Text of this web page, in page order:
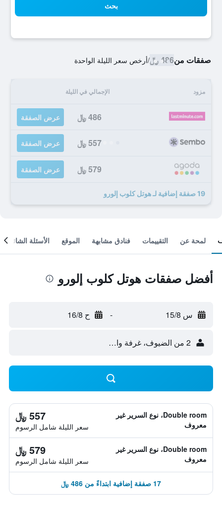
بحث
صفقات من486 ﷼ /أرخص سعر الليلة الواحدة
مزود الإجمالي في الليلة
486 ﷼ عرض الصفقة
557 ﷼ عرض الصفقة
579 ﷼ عرض الصفقة
19 صفقة إضافية لـ هوتل كلوب إلورو
لمحة عن التقييمات فنادق مشابهة الموقع الأسئلة الشائعة
أفضل صفقات هوتل كلوب إلورو
س 15/8 - ح 16/8
2 من الضيوف، غرفة واحدة
Double room، نوع السرير غير
معروف
557 ﷼
سعر الليلة شامل الرسوم
Double room، نوع السرير غير
معروف
579 ﷼
سعر الليلة شامل الرسوم
17 صفقة إضافية ابتداءً من 486 ﷼